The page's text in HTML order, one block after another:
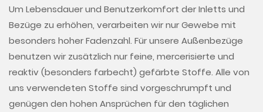
Um Lebensdauer und Benutzerkomfort der Inletts und
Bezüge zu erhöhen, verarbeiten wir nur Gewebe mit
besonders hoher Fadenzahl. Für unsere Außenbezüge
benutzen wir zusätzlich nur feine, mercerisierte und
reaktiv (besonders farbecht) gefärbte Stoffe. Alle von
uns verwendeten Stoffe sind vorgeschrumpft und
genügen den hohen Ansprüchen für den täglichen